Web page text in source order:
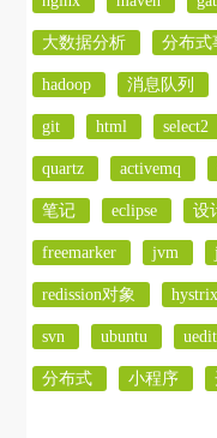
大数据分析 分布式
hadoop 消息队列
git html select2
quartz activemq
笔记 eclipse 设
freemarker jvm
redission对象 hystrix
svn ubuntu
分布式 小程序